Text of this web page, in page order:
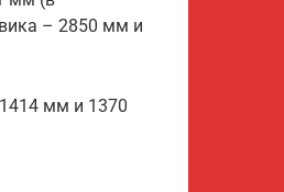
– 2850 мм и
мм и 1370